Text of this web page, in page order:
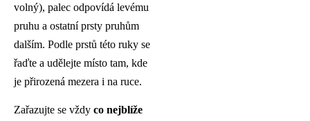
volný), palec odpovídá levému
pruhu a ostatní prsty pruhům
dalším. Podle prstů této ruky se
řaďte a udělejte místo tam, kde
je přirozená mezera i na ruce.
Zařazujte se vždy co nejblíže